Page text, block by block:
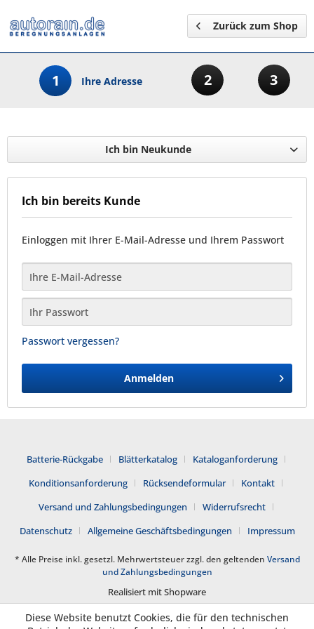
Zurück zum Shop
1 Ihre Adresse 2 3
Ich bin Neukunde
Ich bin bereits Kunde
Einloggen mit Ihrer E-Mail-Adresse und Ihrem Passwort
Passwort vergessen?
Anmelden
Batterie-Rückgabe Blätterkatalog
Kataloganforderung
Konditionsanforderung
Rücksendeformular
Kontakt
Versand und Zahlungsbedingungen
Widerrufsrecht
Datenschutz
Allgemeine Geschäftsbedingungen Impressum
* Alle Preise inkl. gesetzl. Mehrwertsteuer zzgl. den geltenden Versand
und Zahlungsbedingungen
Realisiert mit Shopware
Diese Website benutzt Cookies, die für den technischen